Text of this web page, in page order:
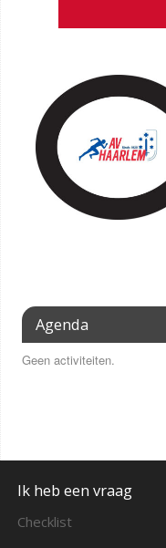
Agenda
Geen activiteiten.
Ik heb een vraag
Checklist